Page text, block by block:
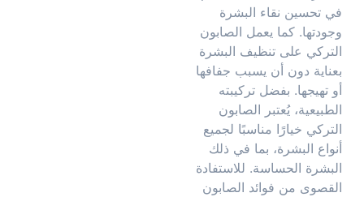
في تحسين نقاء البشرة
وجودتها. كما يعمل الصابون
التركي على تنظيف البشرة
بعناية دون أن يسبب جفافها
أو تهيجها. بفضل تركيبته
الطبيعية، يُعتبر الصابون
التركي خيارًا مناسبًا لجميع
أنواع البشرة، بما في ذلك
البشرة الحساسة. للاستفادة
القصوى من فوائد الصابون